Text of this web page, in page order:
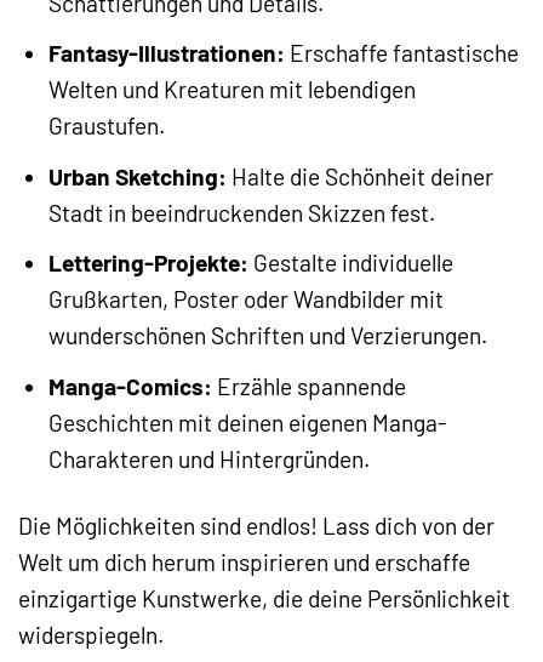
Fantasy-Illustrationen: Erschaffe fantastische
Welten und Kreaturen mit lebendigen
Graustufen.
Urban Sketching: Halte die Schönheit deiner
Stadt in beeindruckenden Skizzen fest.
Lettering-Projekte: Gestalte individuelle
Grußkarten, Poster oder Wandbilder mit
wunderschönen Schriften und Verzierungen.
Manga-Comics: Erzähle spannende
Geschichten mit deinen eigenen Manga-
Charakteren und Hintergründen.
Die Möglichkeiten sind endlos! Lass dich von der
Welt um dich herum inspirieren und erschaffe
einzigartige Kunstwerke, die deine Persönlichkeit
widerspiegeln.